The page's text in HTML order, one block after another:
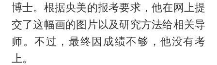
博士。根据央美的报考要求，他在网上提
交了这幅画的图片以及研究方法给相关导
师。不过，最终因成绩不够，他没有考
上。